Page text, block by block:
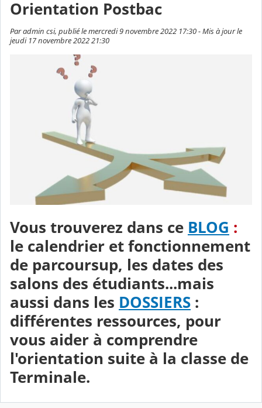
Orientation Postbac
Par admin csi, publié le mercredi 9 novembre 2022 17:30 - Mis à jour le
jeudi 17 novembre 2022 21:30
Vous trouverez dans ce BLOG :
le calendrier et fonctionnement
de parcoursup, les dates des
salons des étudiants...mais
aussi dans les DOSSIERS :
différentes ressources, pour
vous aider à comprendre
l'orientation suite à la classe de
Terminale.